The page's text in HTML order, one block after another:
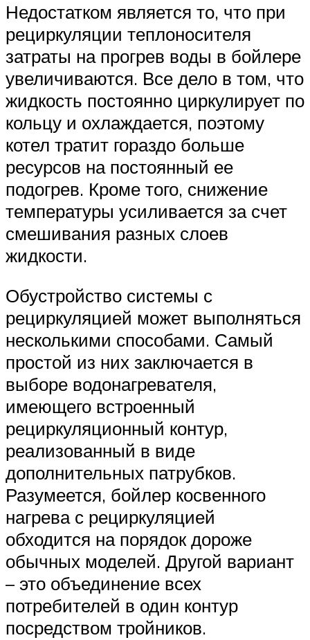
Недостатком является то, что при
рециркуляции теплоносителя
затраты на прогрев воды в бойлере
увеличиваются. Все дело в том, что
жидкость постоянно циркулирует по
кольцу и охлаждается, поэтому
котел тратит гораздо больше
ресурсов на постоянный ее
подогрев. Кроме того, снижение
температуры усиливается за счет
смешивания разных слоев
жидкости.
Обустройство системы с
рециркуляцией может выполняться
несколькими способами. Самый
простой из них заключается в
выборе водонагревателя,
имеющего встроенный
рециркуляционный контур,
реализованный в виде
дополнительных патрубков.
Разумеется, бойлер косвенного
нагрева с рециркуляцией
обходится на порядок дороже
обычных моделей. Другой вариант
– это объединение всех
потребителей в один контур
посредством тройников.